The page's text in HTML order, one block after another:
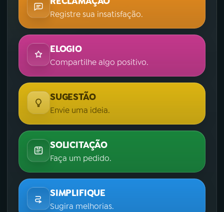
Registre sua insatisfação.
ELOGIO
Compartilhe algo positivo.
SUGESTÃO
Envie uma ideia.
SOLICITAÇÃO
Faça um pedido.
SIMPLIFIQUE
Sugira melhorias.